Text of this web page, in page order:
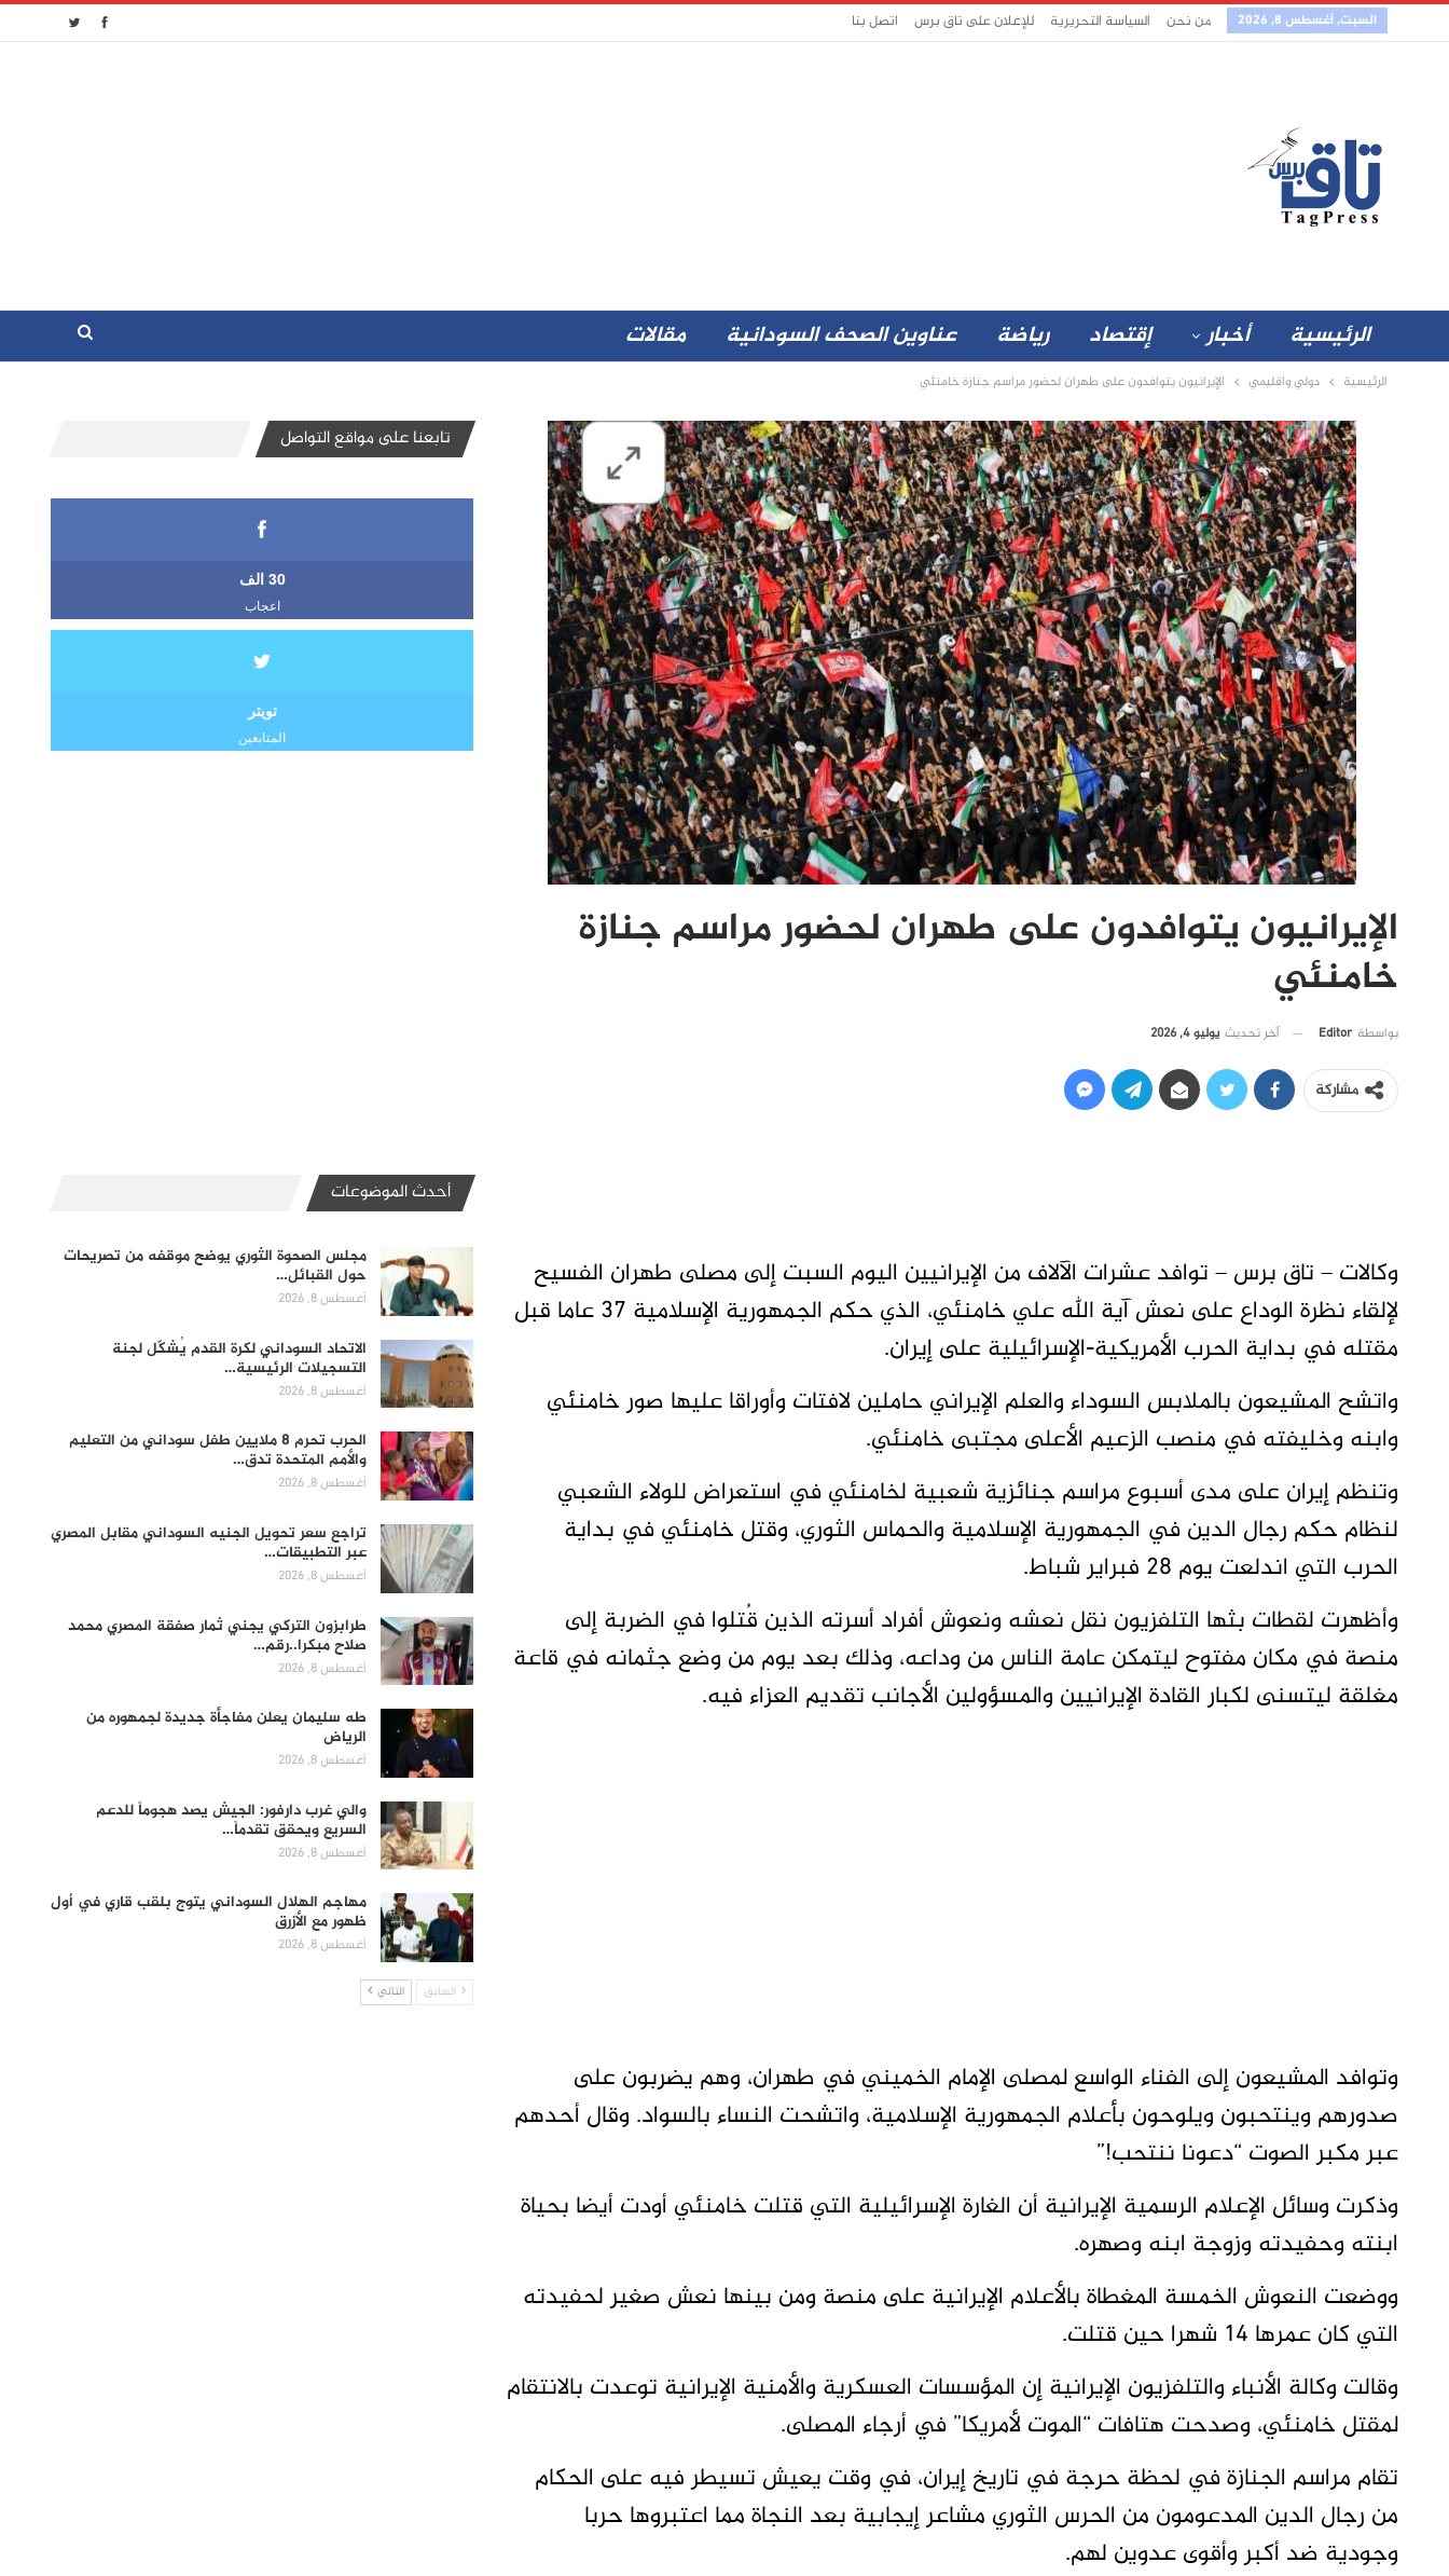
السبت, أغسطس 8, 2026 من نحن السياسة التحريرية للإعلان على تاق برس اتصل بنا
الرئيسية أخبار إقتصاد رياضة عناوين الصحف السودانية مقالات
الرئيسية دولي واقليمي الإيرانيون يتوافدون على طهران لحضور مراسم جنازة خامنئي
الإيرانيون يتوافدون على طهران لحضور مراسم جنازة
خامنئي
بواسطة Editor آخر تحديث يوليو 4, 2026
مشاركة
وكالات – تاق برس – توافد عشرات الآلاف من الإيرانيين اليوم السبت إلى مصلى طهران الفسيح
لإلقاء نظرة الوداع على نعش آية الله علي خامنئي، الذي حكم الجمهورية الإسلامية 37 ​عاما قبل
مقتله في بداية الحرب الأمريكية-الإسرائيلية على إيران.
واتشح المشيعون بالملابس السوداء والعلم الإيراني حاملين لافتات وأوراقا عليها صور خامنئي
وابنه وخليفته في منصب الزعيم ‌الأعلى مجتبى خامنئي.
وتنظم إيران على مدى أسبوع مراسم جنائزية شعبية لخامنئي في استعراض للولاء الشعبي
لنظام حكم رجال الدين في الجمهورية الإسلامية والحماس الثوري، وقتل خامنئي في بداية
الحرب التي اندلعت يوم 28 فبراير شباط.
وأظهرت لقطات بثها التلفزيون نقل نعشه ونعوش أفراد أسرته الذين قُتلوا في الضربة إلى
منصة في مكان مفتوح ليتمكن عامة الناس من وداعه، وذلك بعد يوم من وضع جثمانه في قاعة
مغلقة ليتسنى لكبار القادة الإيرانيين والمسؤولين ​الأجانب تقديم العزاء فيه.
وتوافد المشيعون إلى الفناء الواسع لمصلى الإمام الخميني في طهران، وهم يضربون على
صدورهم وينتحبون ويلوحون بأعلام الجمهورية الإسلامية، واتشحت النساء بالسواد. وقال أحدهم ​
عبر مكبر الصوت “دعونا ننتحب!”
وذكرت وسائل الإعلام الرسمية الإيرانية أن الغارة الإسرائيلية التي قتلت خامنئي أودت أيضا بحياة
ابنته وحفيدته وزوجة ابنه وصهره.
ووضعت النعوش ⁠الخمسة المغطاة بالأعلام الإيرانية على منصة ومن بينها نعش صغير لحفيدته
التي كان عمرها 14 شهرا حين قتلت.
وقالت وكالة الأنباء والتلفزيون الإيرانية إن المؤسسات العسكرية والأمنية الإيرانية توعدت بالانتقام
​لمقتل خامنئي، وصدحت هتافات “الموت لأمريكا” في أرجاء المصلى.
تقام مراسم الجنازة في لحظة حرجة في تاريخ إيران، في وقت يعيش تسيطر فيه على الحكام
من رجال الدين المدعومون ​من الحرس الثوري مشاعر إيجابية بعد النجاة مما اعتبروها حربا
وجودية ضد أكبر وأقوى عدوين لهم.
تابعنا على مواقع التواصل
30 الف
اعجاب
تويتر
المتابعين
أحدث الموضوعات
مجلس الصحوة الثوري يوضح موقفه من تصريحات
حول القبائل…
أغسطس 8, 2026
الاتحاد السوداني لكرة القدم يُشكّل لجنة
التسجيلات الرئيسية…
أغسطس 8, 2026
الحرب تحرم 8 ملايين طفل سوداني من التعليم
والأمم المتحدة تدق…
أغسطس 8, 2026
تراجع سعر تحويل الجنيه السوداني مقابل المصري
عبر التطبيقات…
أغسطس 8, 2026
طرابزون التركي يجني ثمار صفقة المصري محمد
صلاح مبكرا..رقم…
أغسطس 8, 2026
طه سليمان يعلن مفاجأة جديدة لجمهوره من
الرياض
أغسطس 8, 2026
والي غرب دارفور: الجيش يصد هجوماً للدعم
السريع ويحقق تقدماً…
أغسطس 8, 2026
مهاجم الهلال السوداني يتوج بلقب قاري في أول
ظهور مع الأزرق
أغسطس 8, 2026
السابق التالي